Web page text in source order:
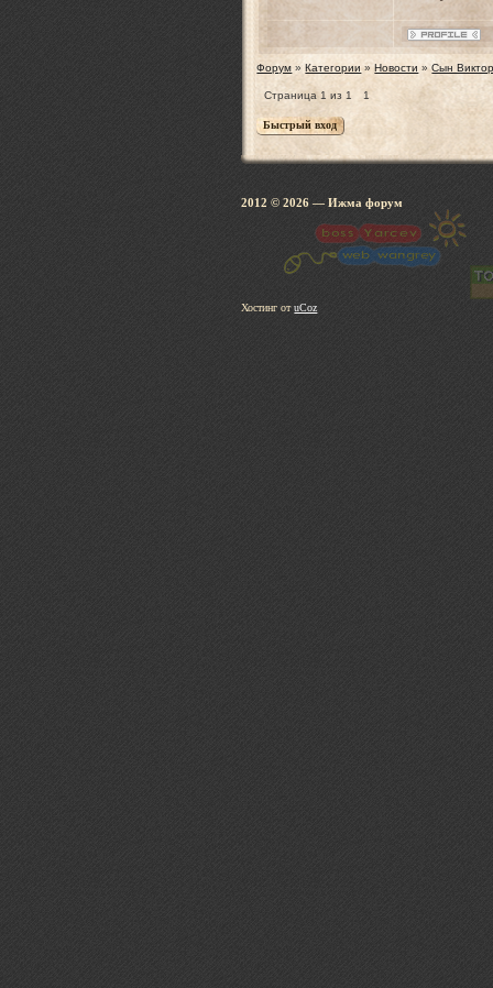
Форум » Категории » Новости » Сын
Страница 1 из 1 1
2012 © 2026 — Ижма
Хостинг отuCoz